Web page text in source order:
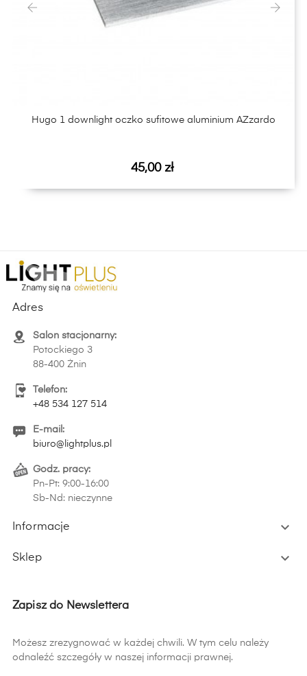
Hugo 1 downlight oczko sufitowe aluminium AZzardo
Cena
45,00 zł
Adres
Salon stacjonarny:
Potockiego 3
88-400 Żnin
Telefon:
+48 534 127 514
E-mail:
biuro@lightplus.pl
Godz. pracy:
Pn-Pt: 9:00-16:00
Sb-Nd: nieczynne
Informacje 
Sklep 
Zapisz do Newslettera
Możesz zrezygnować w każdej chwili. W tym celu należy
odnaleźć szczegóły w naszej informacji prawnej.